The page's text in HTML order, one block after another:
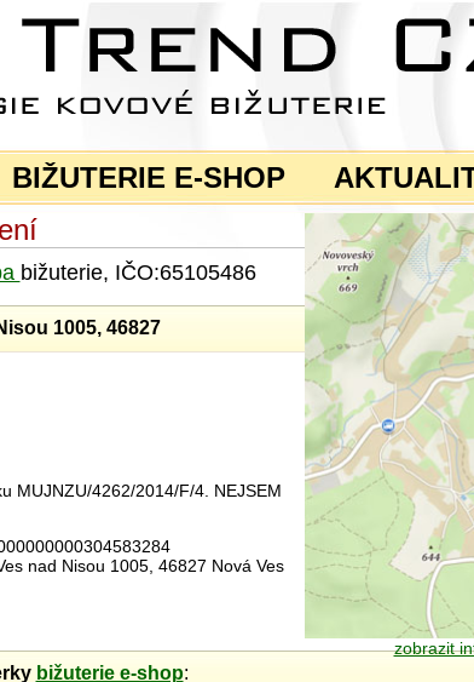
BIŽUTERIE E-SHOP
zobrazit
bižuterie, IČO:65105486
1005, 46827
MUJNZU/4262/2014/F/4. NEJSEM
nad Nisou 1005, 46827 Nová Ves
bižuterie e-shop: